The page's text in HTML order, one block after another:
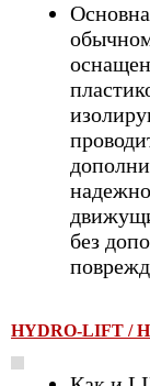
без
HYDRO-LIFT /